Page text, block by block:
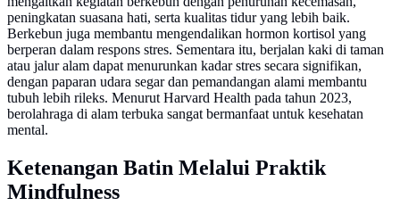
peningkatan suasana hati, serta kualitas tidur yang lebih baik.
Berkebun juga membantu mengendalikan hormon kortisol yang
berperan dalam respons stres. Sementara itu, berjalan kaki di taman
atau jalur alam dapat menurunkan kadar stres secara signifikan,
dengan paparan udara segar dan pemandangan alami membantu
tubuh lebih rileks. Menurut Harvard Health pada tahun 2023,
berolahraga di alam terbuka sangat bermanfaat untuk kesehatan
mental.
Ketenangan Batin Melalui Praktik
Mindfulness